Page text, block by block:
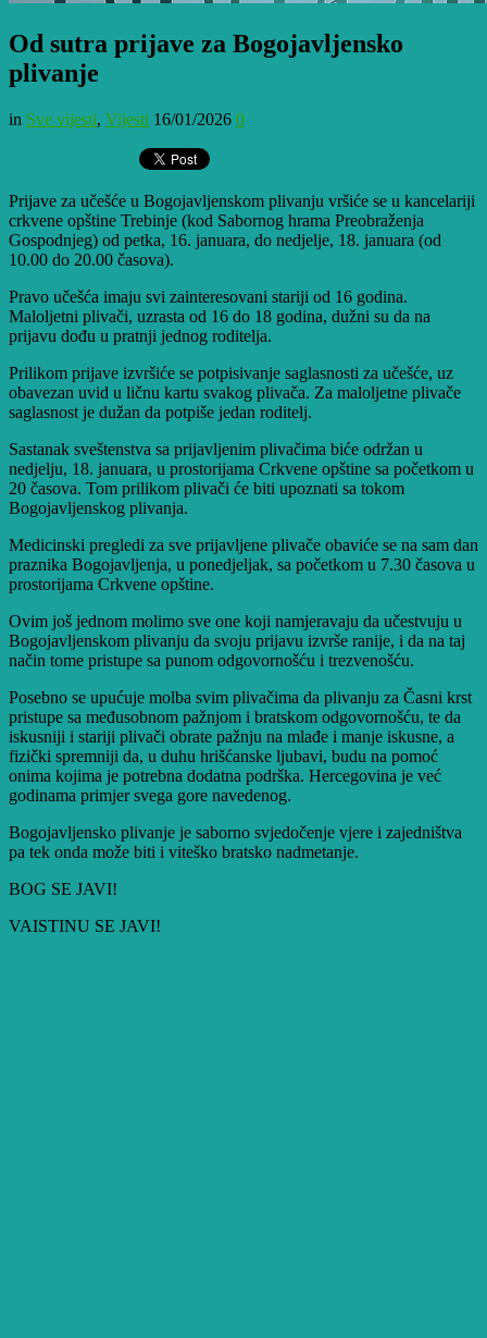
Od sutra prijave za Bogojavljensko
plivanje
in Sve vijesti, Vijesti 16/01/2026 0
Prijave za učešće u Bogojavljenskom plivanju vršiće se u kancelariji
crkvene opštine Trebinje (kod Sabornog hrama Preobraženja
Gospodnjeg) od petka, 16. januara, do nedjelje, 18. januara (od
10.00 do 20.00 časova).
Pravo učešća imaju svi zainteresovani stariji od 16 godina.
Maloljetni plivači, uzrasta od 16 do 18 godina, dužni su da na
prijavu dođu u pratnji jednog roditelja.
Prilikom prijave izvršiće se potpisivanje saglasnosti za učešće, uz
obavezan uvid u ličnu kartu svakog plivača. Za maloljetne plivače
saglasnost je dužan da potpiše jedan roditelj.
Sastanak sveštenstva sa prijavljenim plivačima biće održan u
nedjelju, 18. januara, u prostorijama Crkvene opštine sa početkom u
20 časova. Tom prilikom plivači će biti upoznati sa tokom
Bogojavljenskog plivanja.
Medicinski pregledi za sve prijavljene plivače obaviće se na sam dan
praznika Bogojavljenja, u ponedjeljak, sa početkom u 7.30 časova u
prostorijama Crkvene opštine.
Ovim još jednom molimo sve one koji namjeravaju da učestvuju u
Bogojavljenskom plivanju da svoju prijavu izvrše ranije, i da na taj
način tome pristupe sa punom odgovornošću i trezvenošću.
Posebno se upućuje molba svim plivačima da plivanju za Časni krst
pristupe sa međusobnom pažnjom i bratskom odgovornošću, te da
iskusniji i stariji plivači obrate pažnju na mlađe i manje iskusne, a
fizički spremniji da, u duhu hrišćanske ljubavi, budu na pomoć
onima kojima je potrebna dodatna podrška. Hercegovina je već
godinama primjer svega gore navedenog.
Bogojavljensko plivanje je saborno svjedočenje vjere i zajedništva
pa tek onda može biti i viteško bratsko nadmetanje.
BOG SE JAVI!
VAISTINU SE JAVI!